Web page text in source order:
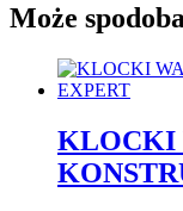
Może
KLOCKI